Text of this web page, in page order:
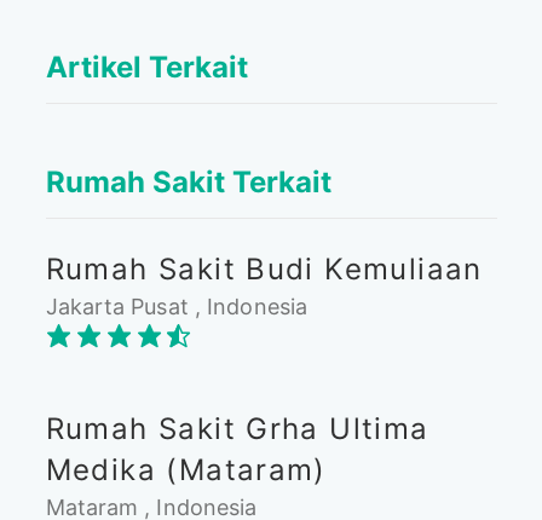
Artikel Terkait
Rumah Sakit Terkait
Rumah Sakit Budi Kemuliaan
Jakarta Pusat , Indonesia
Rumah Sakit Grha Ultima
Medika (Mataram)
Mataram , Indonesia